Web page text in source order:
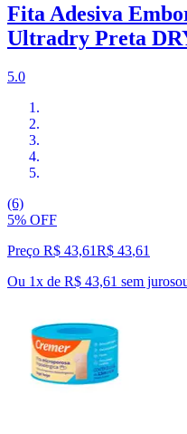
Fita Adesiva
Ultradry Preta
5.0
(6)
5% OFF
Preço R$ 43,61R$ 43,61
Ou 1x de R$ 43,61 sem juros